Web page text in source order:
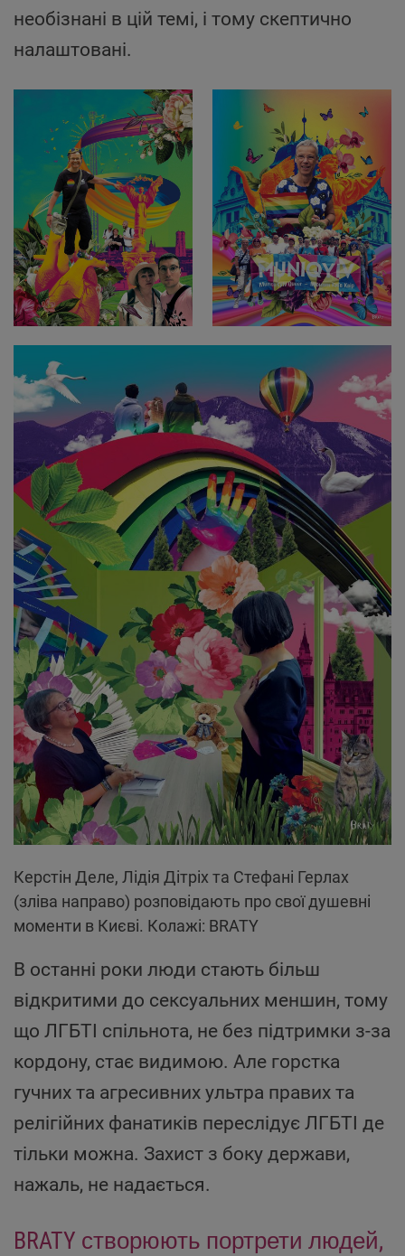
необізнані в цій темі, і тому скептично
налаштовані.
Керстін Деле, Лідія Дітріх та Стефані Герлах
(зліва направо) розповідають про свої душевні
моменти в Києві. Колажі: BRATY
В останні роки люди стають більш
відкритими до сексуальних меншин, тому
що ЛГБТІ спільнота, не без підтримки з-за
кордону, стає видимою. Але горстка
гучних та агресивних ультра правих та
релігійних фанатиків переслідує ЛГБТІ де
тільки можна. Захист з боку держави,
нажаль, не надається.
BRATY створюють портрети людей,